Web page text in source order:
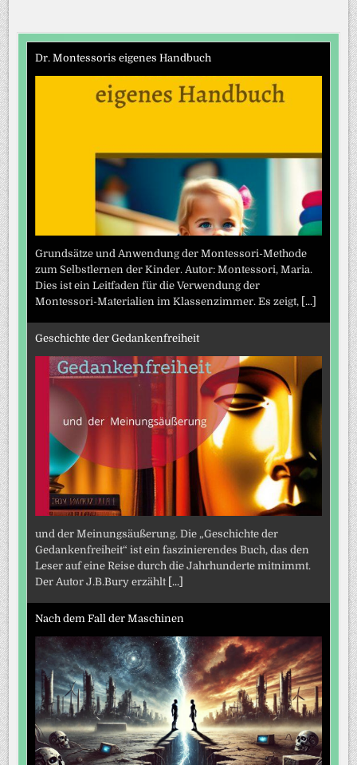
Dr. Montessoris eigenes Handbuch
Grundsätze und Anwendung der Montessori-Methode
zum Selbstlernen der Kinder. Autor: Montessori, Maria.
Dies ist ein Leitfaden für die Verwendung der
Montessori-Materialien im Klassenzimmer. Es zeigt,
[...]
Geschichte der Gedankenfreiheit
und der Meinungsäußerung. Die „Geschichte der
Gedankenfreiheit“ ist ein faszinierendes Buch, das den
Leser auf eine Reise durch die Jahrhunderte mitnimmt.
Der Autor J.B.Bury erzählt [...]
Nach dem Fall der Maschinen